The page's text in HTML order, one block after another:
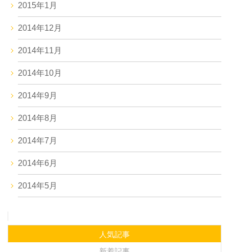
2015年1月
2014年12月
2014年11月
2014年10月
2014年9月
2014年8月
2014年7月
2014年6月
2014年5月
人気記事